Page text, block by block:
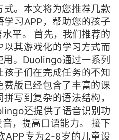
式。本文将为您推荐几款
学习APP，帮助您的孩子
平。 首先，我们推荐的
其游戏化的学习方式而
。Duolingo通过一系列
子们在完成任务的不知
费版已经包含了丰富的课
写到复杂的语法结构，
还提供了语音识别功
，提高口语能力。 接下
APP专为2-8岁的儿童设